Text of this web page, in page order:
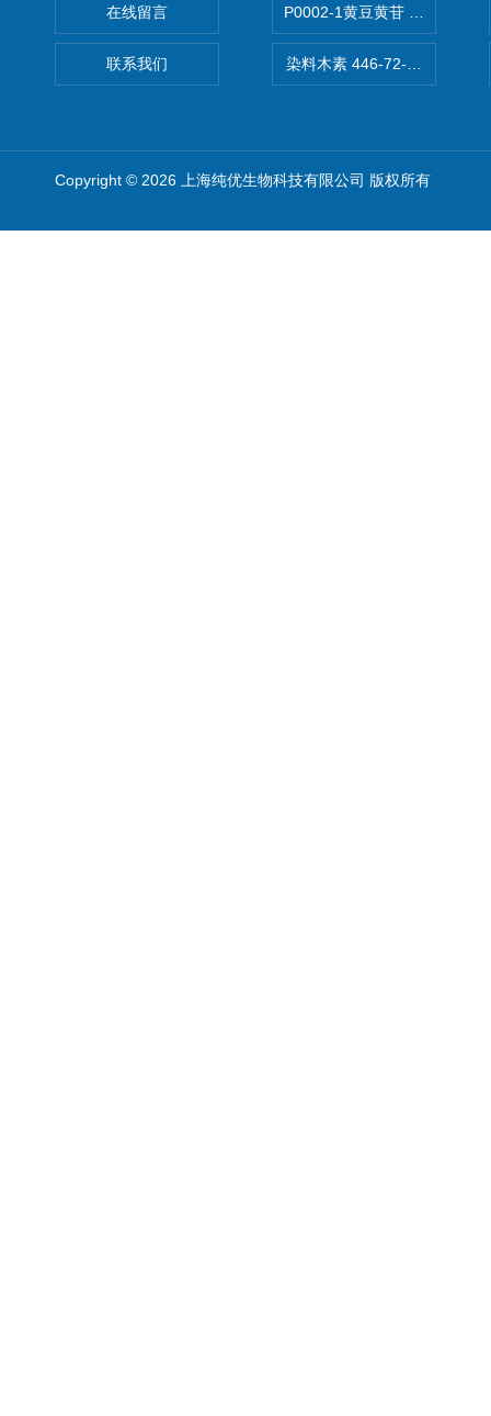
在线留言
联系我们
P0002-1黄豆黄苷 40246-10-
染料木素 446-72-0
Copyright © 2026 上海纯优生物科技有限公司 版权所有